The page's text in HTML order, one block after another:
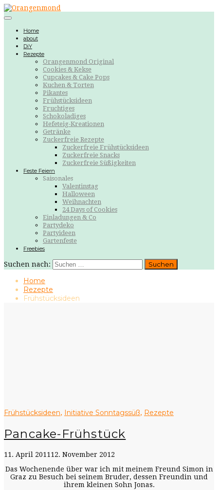
Home
about
DiY
Rezepte
Orangenmond Original
Cookies & Kekse
Cupcakes & Cake Pops
Kuchen & Torten
Pikantes
Frühstücksideen
Fruchtiges
Schokoladiges
Hefeteig-Kreationen
Getränke
Zuckerfreie Rezepte
Zuckerfreie Frühstücksideen
Zuckerfreie Snacks
Zuckerfreie Süßigkeiten
Feste Feiern
Saisonales
Valentinstag
Halloween
Weihnachten
24 Days of Cookies
Einladungen & Co
Partydeko
Partyideen
Gartenfeste
Freebies
Suchen nach:
Home
Rezepte
Frühstücksideen
Frühstücksideen, Initiative Sonntagssüß, Rezepte
Pancake-Frühstück
11. April 201112. November 2012
Das Wochenende über war ich mit meinem Freund Simon in
Graz zu Besuch bei seinem Bruder, dessen Freundin und
ihrem kleinen Sohn Jonas.